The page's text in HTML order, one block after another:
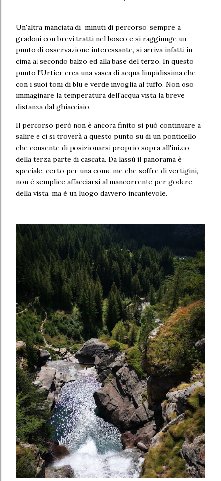
Un'altra manciata di minuti di percorso, sempre a
gradoni con brevi tratti nel bosco e si raggiunge un
punto di osservazione interessante, si arriva infatti in
cima al secondo balzo ed alla base del terzo. In questo
punto l'Urtier crea una vasca di acqua limpidissima che
con i suoi toni di blu e verde invoglia al tuffo. Non oso
immaginare la temperatura dell'acqua vista la breve
distanza dal ghiacciaio.
Il percorso però non è ancora finito si può continuare a
salire e ci si troverà a questo punto su di un ponticello
che consente di posizionarsi proprio sopra all'inizio
della terza parte di cascata. Da lassù il panorama è
speciale, certo per una come me che soffre di vertigini,
non è semplice affacciarsi al mancorrente per godere
della vista, ma è un luogo davvero incantevole.